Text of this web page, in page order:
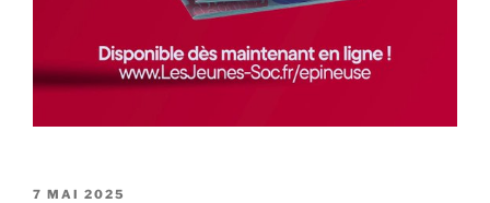
PUBLIÉ
7 MAI 2025